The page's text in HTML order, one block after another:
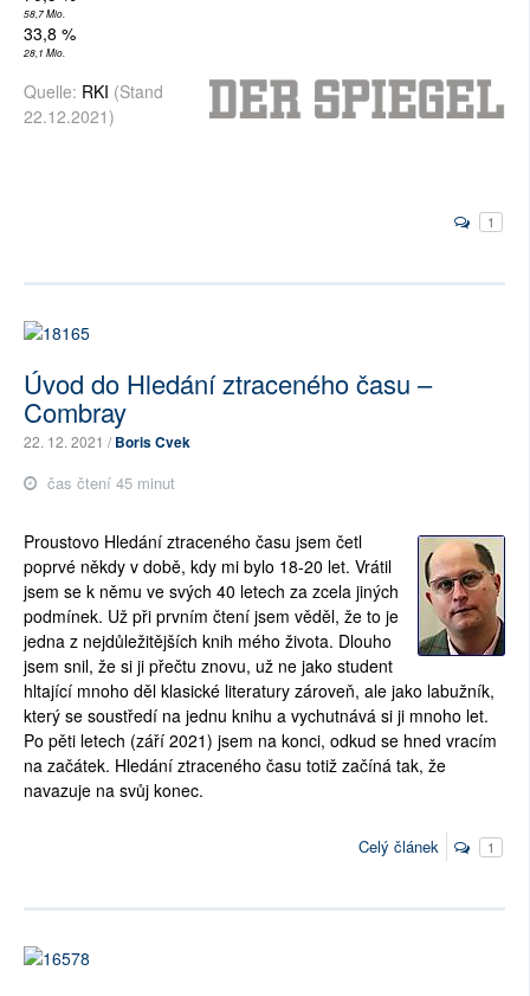
58,7 Mio.
33,8 %
28,1 Mio.
Quelle: RKI (Stand
22.12.2021)
1
Úvod do Hledání ztraceného času –
Combray
22. 12. 2021 /Boris Cvek
čas čtení 45 minut
Proustovo Hledání ztraceného času jsem četl
poprvé někdy v době, kdy mi bylo 18-20 let. Vrátil
jsem se k němu ve svých 40 letech za zcela jiných
podmínek. Už při prvním čtení jsem věděl, že to je
jedna z nejdůležitějších knih mého života. Dlouho
jsem snil, že si ji přečtu znovu, už ne jako student
hltající mnoho děl klasické literatury zároveň, ale jako labužník,
který se soustředí na jednu knihu a vychutnává si ji mnoho let.
Po pěti letech (září 2021) jsem na konci, odkud se hned vracím
na začátek. Hledání ztraceného času totiž začíná tak, že
navazuje na svůj konec.
Celý článek 1